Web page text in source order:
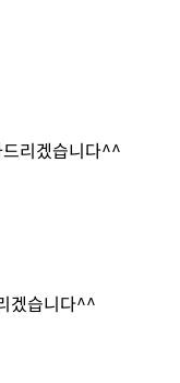
리겠습니다^^
겠습니다^^